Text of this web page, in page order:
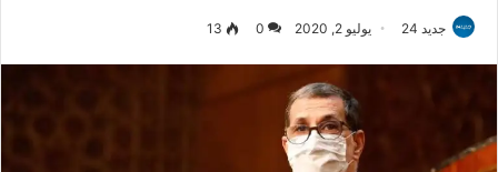
جديد 24 يوليو 2, 2020 0
13